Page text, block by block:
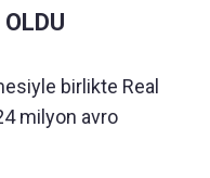
birlikte Real
milyon avro